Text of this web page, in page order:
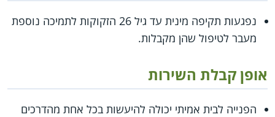
נפגעות תקיפה מינית עד גיל 26 הזקוקות לתמיכה נוספת
מעבר לטיפול שהן מקבלות.
אופן קבלת השירות
הפנייה לבית אמיתי יכולה להיעשות בכל אחת מהדרכים